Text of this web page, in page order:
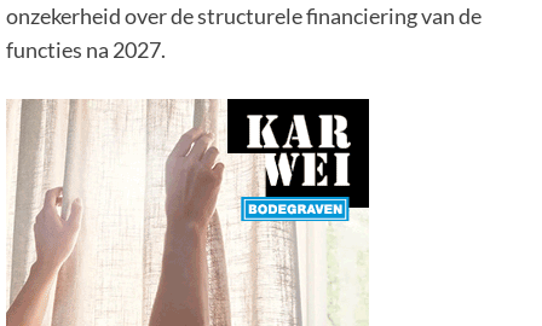
onzekerheid over de structurele financiering van de
functies na 2027.